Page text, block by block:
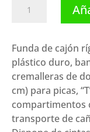
Kunnan
150
Expanded
cantidad
Funda de cajón
plástico duro,
cremalleras de
cm) para picas,
compartimentos
transporte de